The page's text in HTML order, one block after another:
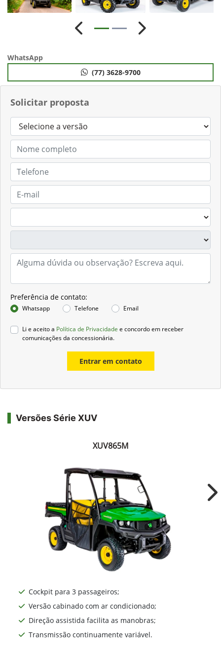
Solicitar proposta
Preferência de contato:
Whatsapp Telefone Email
Li e aceito a Política de Privacidade e concordo em receber
comunicações da concessionária.
Entrar em contato
Anterior Próximo
WhatsApp
(77) 3628-9700
Versões Série XUV
XUV865M
Cockpit para 3 passageiros;
Versão cabinado com ar condicionado;
Direção assistida facilita as manobras;
Transmissão continuamente variável.